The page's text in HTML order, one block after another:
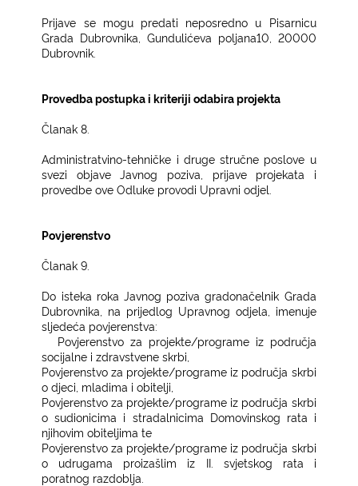
Prijave se mogu predati neposredno u Pisarnicu
Grada Dubrovnika, Gundulićeva poljana10, 20000
Dubrovnik.
Provedba postupka i kriteriji odabira projekta
Članak 8.
Administratvino-tehničke i druge stručne poslove u
svezi objave Javnog poziva, prijave projekata i
provedbe ove Odluke provodi Upravni odjel.
Povjerenstvo
Članak 9.
Do isteka roka Javnog poziva gradonačelnik Grada
Dubrovnika, na prijedlog Upravnog odjela, imenuje
sljedeća povjerenstva:
Povjerenstvo za projekte/programe iz područja
socijalne i zdravstvene skrbi,
Povjerenstvo za projekte/programe iz područja skrbi
o djeci, mladima i obitelji,
Povjerenstvo za projekte/programe iz područja skrbi
o sudionicima i stradalnicima Domovinskog rata i
njihovim obiteljima te
Povjerenstvo za projekte/programe iz područja skrbi
o udrugama proizašlim iz II. svjetskog rata i
poratnog razdoblja.